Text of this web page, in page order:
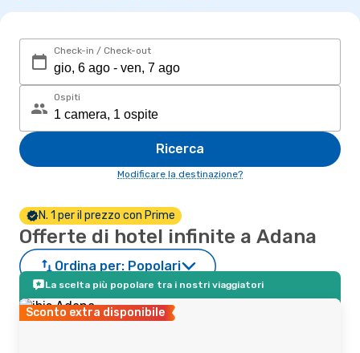
Check-in / Check-out
Ospiti
Ricerca
Modificare la destinazione?
N. 1 per il prezzo con Prime
Offerte di hotel infinite a Adana
Ordina per: Popolari
La scelta più popolare tra i nostri viaggiatori
Sconto extra disponibile